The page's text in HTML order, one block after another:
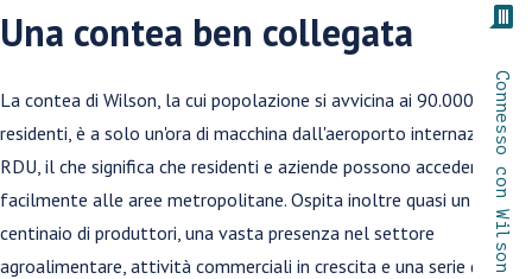
commento
Connesso con Wilson
Una contea ben collegata
La contea di Wilson, la cui popolazione si avvicina ai 90.000
residenti, è a solo un'ora di macchina dall'aeroporto internazionale
RDU, il che significa che residenti e aziende possono accedere
facilmente alle aree metropolitane. Ospita inoltre quasi un
centinaio di produttori, una vasta presenza nel settore
agroalimentare, attività commerciali in crescita e una serie di